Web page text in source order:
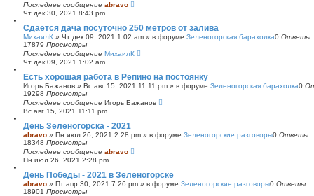
Последнее сообщение abravo
Чт дек 30, 2021 8:43 pm
Сдаётся дача посуточно 250 метров от залива
МихаилК » Чт дек 09, 2021 1:02 am » в форуме Зеленогорская барахолка0 Ответы
17879 Просмотры
Последнее сообщение МихаилК
Чт дек 09, 2021 1:02 am
Есть хорошая работа в Репино на постоянку
Игорь Бажанов » Вс авг 15, 2021 11:11 pm » в форуме Зеленогорская барахолка0
19298 Просмотры
Последнее сообщение Игорь Бажанов
Вс авг 15, 2021 11:11 pm
День Зеленогорска - 2021
abravo » Пн июл 26, 2021 2:28 pm » в форуме Зеленогорские разговоры0 Ответы
18348 Просмотры
Последнее сообщение abravo
Пн июл 26, 2021 2:28 pm
День Победы - 2021 в Зеленогорске
abravo » Пт апр 30, 2021 7:26 pm » в форуме Зеленогорские разговоры0 Ответы
18901 Просмотры